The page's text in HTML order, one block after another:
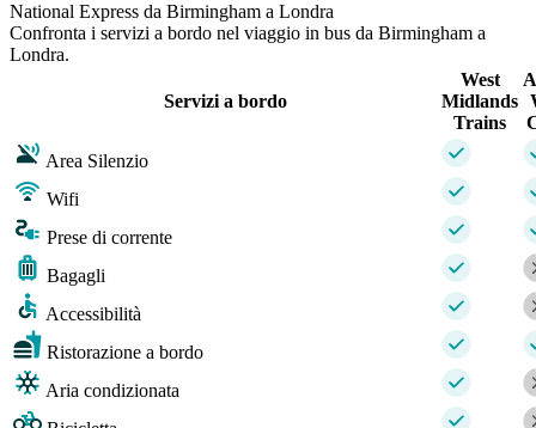
National Express da Birmingham a Londra
Confronta i servizi a bordo nel viaggio in bus da Birmingham a
Londra.
Servizi a bordo
West
Midlands
Trains
Area Silenzio
Wifi
Prese di corrente
Bagagli
Accessibilità
Ristorazione a bordo
Aria condizionata